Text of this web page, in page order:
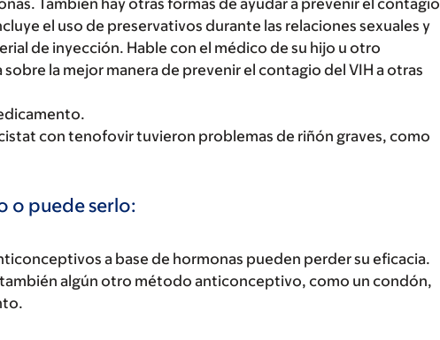
También hay otras formas de ayudar a prevenir el contagio
el uso de preservativos durante las relaciones sexuales y
de inyección. Hable con el médico de su hijo u otro
la mejor manera de prevenir el contagio del VIH a otras
con tenofovir tuvieron problemas de riñón graves, como
o puede serlo:
a base de hormonas pueden perder su eficacia.
también algún otro método anticonceptivo, como un condón,